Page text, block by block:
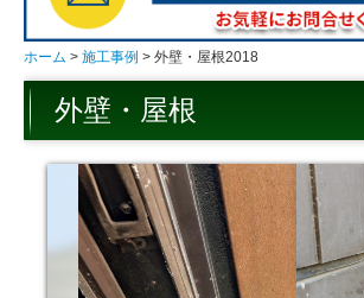
外壁・屋根
浴室・洗面
トイレ
キッチン
内装
外構・その他
お客様の声・笑顔アルバム
ホーム 施工事例 外壁・屋根2018
外壁・屋根